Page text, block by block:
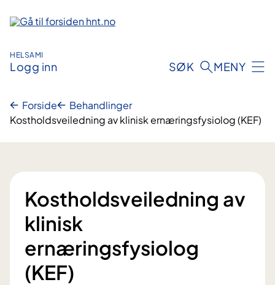
innhold
HELSAMI
Logg inn SØK MENY
Forside
Behandlinger
Kostholdsveiledning av klinisk ernæringsfysiolog (KEF)
Kostholdsveiledning av
klinisk
ernæringsfysiolog
(KEF)